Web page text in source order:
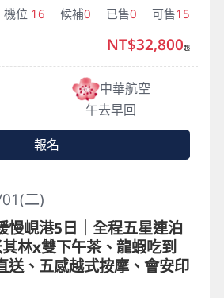
機位 16 候補0 已售0 可售15
中華航空
午去早回
NT$32,800起
報名
二)
慢峴港5日｜全程五星連泊
林x雙下午茶、龍蝦吃到
送、五感越式按摩、會安印